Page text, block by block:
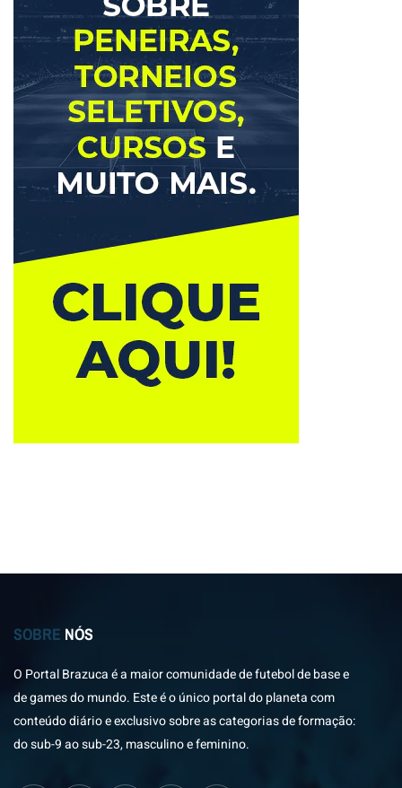
SOBRE NÓS
O Portal Brazuca é a maior comunidade de futebol de base e
de games do mundo. Este é o único portal do planeta com
conteúdo diário e exclusivo sobre as categorias de formação:
do sub-9 ao sub-23, masculino e feminino.